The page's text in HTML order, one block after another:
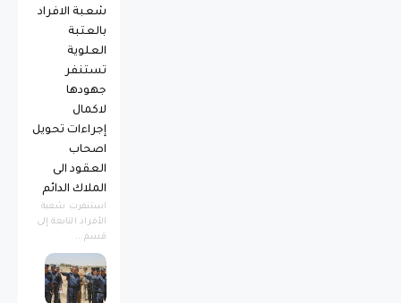
شعبة الافراد
بالعتبة
العلوية
تستنفر
جهودها
لاكمال
إجراءات تحويل
اصحاب
العقود الى
الملاك الدائم
استنفرت شعبة
الأفراد التابعة إلى
قسم...